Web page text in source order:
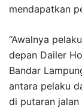
mendapatkan
“Awalnya
depan Dailer
Bandar
antara pelaku
di putaran jalan